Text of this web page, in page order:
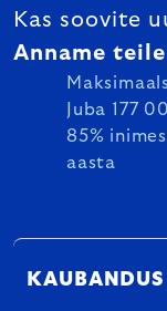
Kas soovite
Anname
Juba 177
85%
aasta
KAUBANDUS